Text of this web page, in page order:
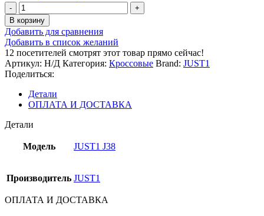
Количество
товара
Шлем
(кроссовый)
JUST1
J38
SOLID
черный/
матовый
В корзину
Добавить для сравнения
Добавить в список желаний
12 посетителей смотрят этот товар прямо сейчас!
Артикул: Н/Д Категория: Кроссовые Brand: JUST1
Поделиться:
Детали
ОПЛАТА И ДОСТАВКА
Детали
Модель JUST1 J38
Производитель JUST1
ОПЛАТА И ДОСТАВКА